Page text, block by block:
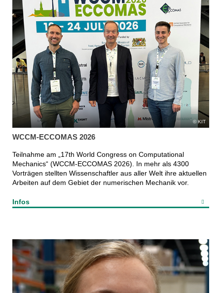
KIT
WCCM-ECCOMAS 2026
Teilnahme am „17th World Congress on Computational
Mechanics“ (WCCM-ECCOMAS 2026). In mehr als 4300
Vorträgen stellten Wissenschaftler aus aller Welt ihre aktuellen
Arbeiten auf dem Gebiet der numerischen Mechanik vor.
Infos